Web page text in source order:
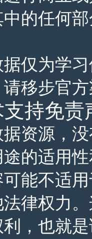
的任何
仅为学
移步官
持免责
资源，
的适用
能不适
律权力
，也就